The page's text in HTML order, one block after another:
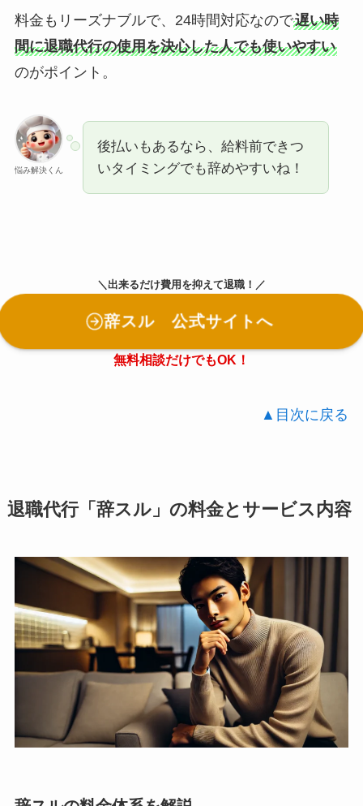
料金もリーズナブルで、24時間対応なので遅い時
間に退職代行の使用を決心した人でも使いやすい
のがポイント。
悩み解決くん
後払いもあるなら、給料前できつ
いタイミングでも辞めやすいね！
＼出来るだけ費用を抑えて退職！／
辞スル 公式サイトへ
無料相談だけでもOK！
▲目次に戻る
退職代行「辞スル」の料金とサービス内容